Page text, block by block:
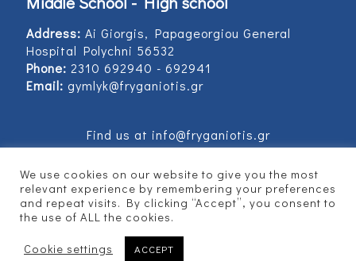
Address: Ai Giorgis, Papageorgiou General
Hospital Polychni 56532
Phone: 2310 692940 - 692941
Email: gymlyk@fryganiotis.gr
Find us at info@fryganiotis.gr
© 2017 Εκπαιδευτήρια Φρυγανιώτη - Developed
byVertitech
We use cookies on our website to give you the most
relevant experience by remembering your preferences
and repeat visits. By clicking “Accept”, you consent to
the use of ALL the cookies.
Cookie settings ACCEPT